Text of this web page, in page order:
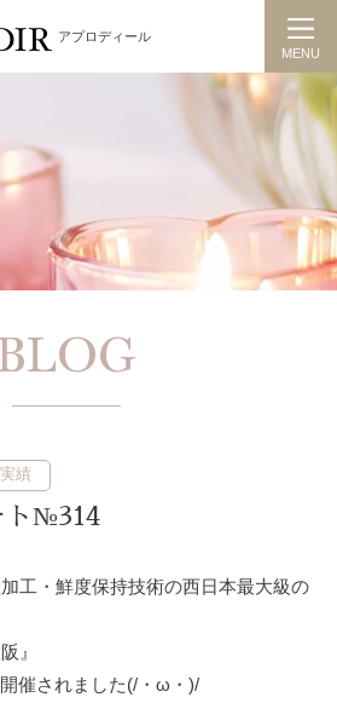
アプロディール
MENU
績
ト№314
工・鮮度保持技術の西日本最大級の
』
催されました(/・ω・)/